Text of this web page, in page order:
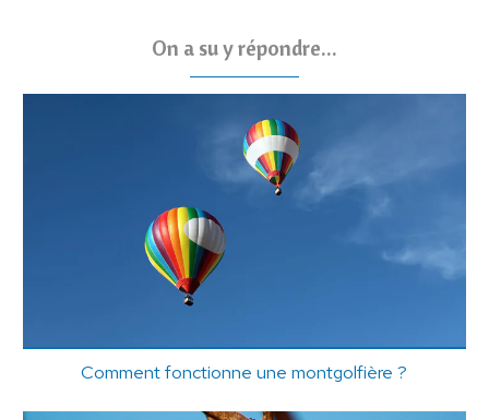
On a su y répondre...
Comment fonctionne une montgolfière ?